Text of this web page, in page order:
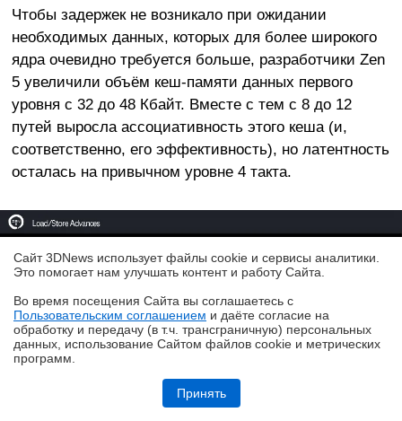
Обзор игрового Tandem WOLED-монитора ASUS ROG Strix OLED
XG27AQWMG: запланированный апгрейд
Чтобы задержек не возникало при ожидании
необходимых данных, которых для более широкого
ядра очевидно требуется больше, разработчики Zen
5 увеличили объём кеш-памяти данных первого
уровня с 32 до 48 Кбайт. Вместе с тем с 8 до 12
путей выросла ассоциативность этого кеша (и,
соответственно, его эффективность), но латентность
осталась на привычном уровне 4 такта.
Сайт 3DNews использует файлы cookie и сервисы аналитики.
Это помогает нам улучшать контент и работу Cайта.
Во время посещения Cайта вы соглашаетесь с
Пользовательским соглашением и даёте согласие на
обработку и передачу (в т.ч. трансграничную) персональных
данных, использование Cайтом файлов cookie и метрических
программ.
Принять